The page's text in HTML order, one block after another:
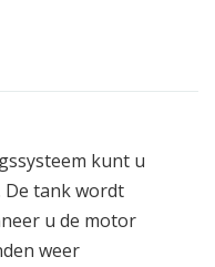
kunt u
De tank wordt
u de motor
weer